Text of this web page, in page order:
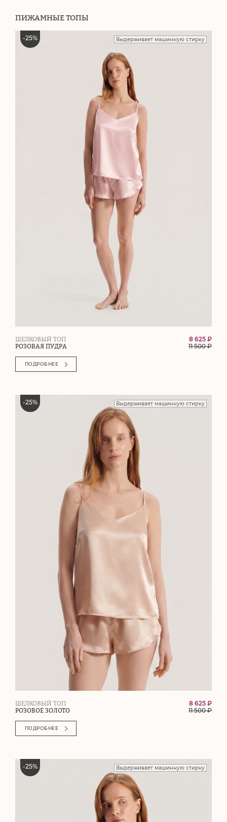
ПИЖАМНЫЕ ТОПЫ
-25% Выдерживает машинную стирку
ШЕЛКОВЫЙ ТОП
РОЗОВАЯ ПУДРА
8 625 ₽
11 500₽
ПОДРОБНЕЕ
-25% Выдерживает машинную стирку
ШЕЛКОВЫЙ ТОП
РОЗОВОЕ ЗОЛОТО
8 625 ₽
11 500₽
ПОДРОБНЕЕ
-25% Выдерживает машинную стирку